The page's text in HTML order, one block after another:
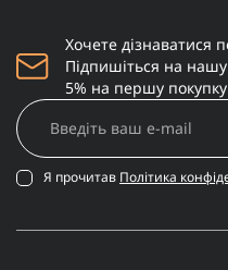
Хочете дізнаватися
Підпишіться на
5% на першу покупку
Я прочитав Політика